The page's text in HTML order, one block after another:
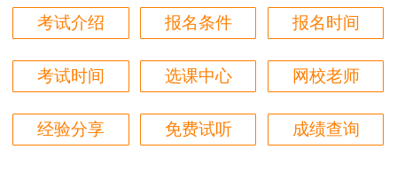
原理方法赵占香老师讲得很通俗易懂，节奏刚刚好，
用户m3****88
考房估，就得正保建工网
用户m1****68
考试介绍 报名条件 报名时间
考试时间 选课中心 网校老师
经验分享 免费试听 成绩查询